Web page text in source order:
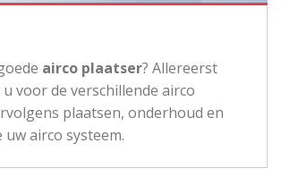
airco plaatser? Allereerst
voor de verschillende airco
plaatsen, onderhoud en
airco systeem.